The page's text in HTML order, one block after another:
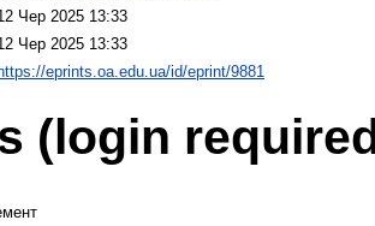
Чер 2025 13:33
Чер 2025 13:33
eprints.oa.edu.ua/id/eprint/9881
(login